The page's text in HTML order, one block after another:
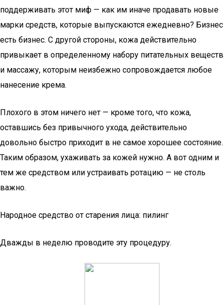
поддерживать этот миф — как им иначе продавать новые
марки средств, которые выпускаются ежедневно? Бизнес
есть бизнес. С другой стороны, кожа действительно
привыкает в определенному набору питательных веществ
и массажу, которым неизбежно сопровождается любое
нанесение крема.
Плохого в этом ничего нет — кроме того, что кожа,
оставшись без привычного ухода, действительно
довольно быстро приходит в не самое хорошее состояние.
Таким образом, ухаживать за кожей нужно. А вот одним и
тем же средством или устраивать ротацию — не столь
важно.
Народное средство от старения лица: пилинг
Дважды в неделю проводите эту процедуру.